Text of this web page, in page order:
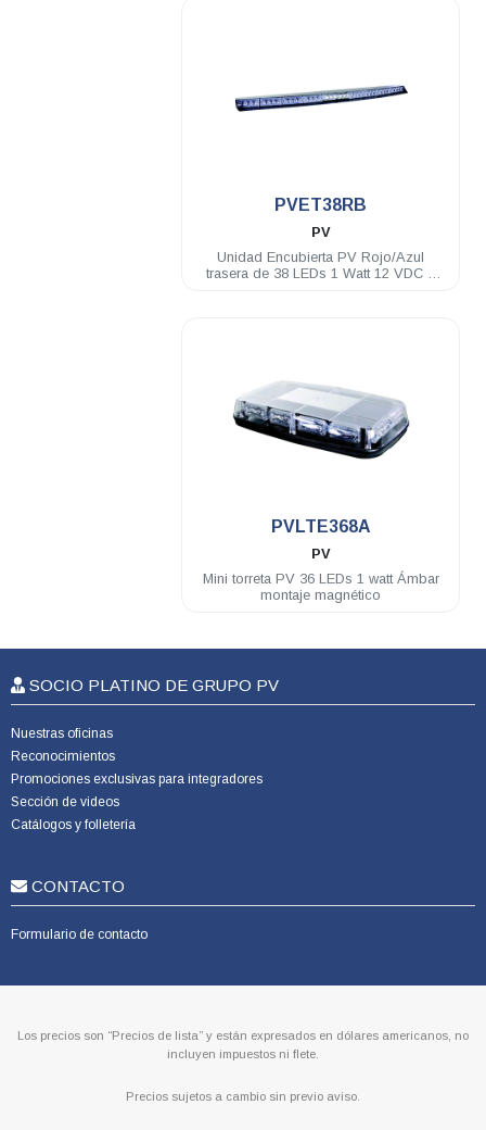
PVET38RB
PV
Unidad Encubierta PV Rojo/Azul
trasera de 38 LEDs 1 Watt 12 VDC 2
PVLTE368A
PV
Mini torreta PV 36 LEDs 1 watt Ámbar
montaje magnético
SOCIO PLATINO DE GRUPO PV
Nuestras oficinas
Reconocimientos
Promociones exclusivas para integradores
Sección de videos
Catálogos y folletería
CONTACTO
Formulario de contacto
Los precios son “Precios de lista” y están expresados en dólares americanos, no
incluyen impuestos ni flete.
Precios sujetos a cambio sin previo aviso.